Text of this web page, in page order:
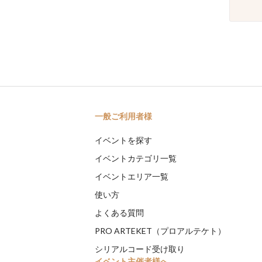
一般ご利用者様
イベントを探す
イベントカテゴリ一覧
イベントエリア一覧
使い方
よくある質問
PRO ARTEKET（プロアルテケト）
シリアルコード受け取り